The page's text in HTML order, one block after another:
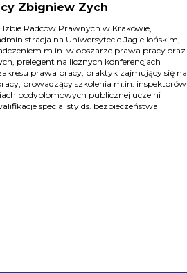
Zbigniew Zych
Radców Prawnych w Krakowie,
na Uniwersytecie Jagiellońskim,
m.in. w obszarze prawa pracy oraz
prelegent na licznych konferencjach
prawa pracy, praktyk zajmujący się na
prowadzący szkolenia m.in. inspektorów
podyplomowych publicznej uczelni
specjalisty ds. bezpieczeństwa i